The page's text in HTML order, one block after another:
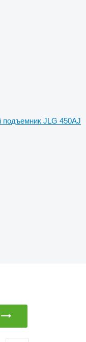
подъемник JLG 450AJ